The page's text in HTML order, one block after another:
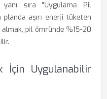
sıra "Uygulama Pil
aşırı enerji tüketen
almak, pil ömründe %15-20
İçin Uygulanabilir